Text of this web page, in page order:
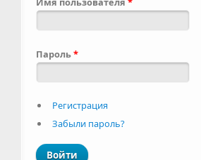
Пароль*
Регистрация
Забыли пароль?